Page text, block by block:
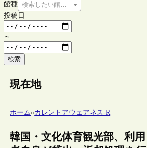
館種 検索したい館種を選択してください
投稿日
～
検索
現在地
ホーム»カレントアウェアネス-R
韓国・文化体育観光部、利用